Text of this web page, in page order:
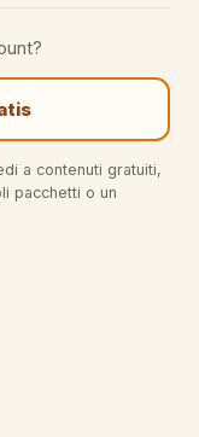
a contenuti gratuiti,
pacchetti o un